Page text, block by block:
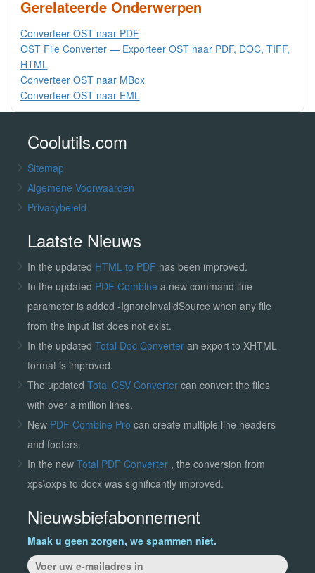
Gerelateerde Onderwerpen
Converteer OST naar PDF
OST File Converter — Exporteer OST naar PDF, DOC, TIFF,
HTML
Converteer OST naar MBox
Converteer OST naar EML
Coolutils.com
Sitemap
Algemene Voorwaarden
Privacybeleid
Laatste Nieuws
In the updated HTML to PDF has been improved.
In the updated PDF Combine a new command line
parameter is added -IgnoreInvalidSource when any file
from the input list does not exist.
In the updated Total Doc Converter an export to XHTML
format is improved.
The updated Total CSV Convertercan convert the files
with over a million lines.
New PDF Combine Pro can create multiple line headers
and footers.
In the new Total PDF Converter , the conversion from
xps\oxps to docx was significantly improved.
Nieuwsbiefabonnement
Maak u geen zorgen, we spammen niet.